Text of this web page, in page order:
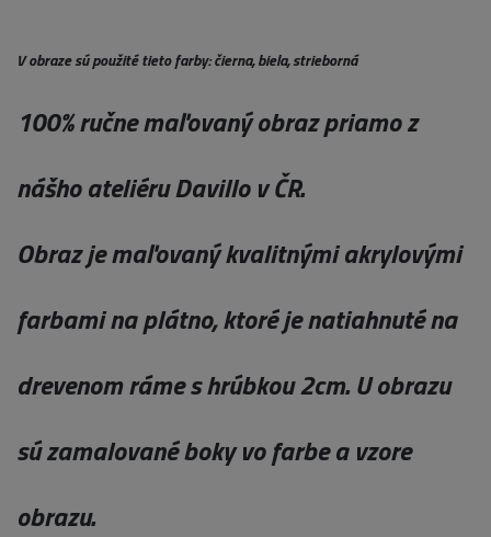
V obraze sú použité tieto farby: čierna, biela, strieborná
100% ručne maľovaný obraz priamo z
nášho ateliéru Davillo v ČR.
Obraz je maľovaný kvalitnými akrylovými
farbami na plátno, ktoré je natiahnuté na
drevenom ráme s hrúbkou 2cm. U obrazu
sú zamalované boky vo farbe a vzore
obrazu.